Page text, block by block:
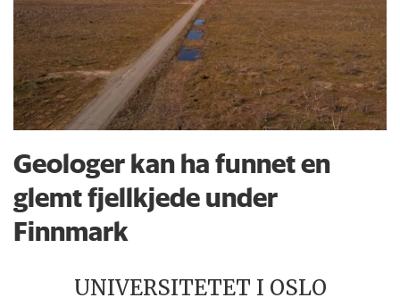
Geologer kan ha funnet en
glemt fjellkjede under
Finnmark
UNIVERSITETET I OSLO